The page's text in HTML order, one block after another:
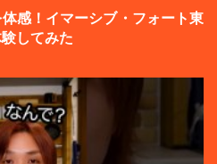
感！イマーシブ・フォート東
してみた